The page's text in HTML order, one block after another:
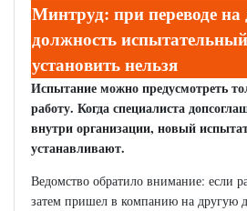
Минтруд: при переводе
должность
установить нельзя
Испытание можно предусмотреть
работу. Когда специалиста
внутри организации, новый
устанавливают.
Ведомство обратило внимание: если
затем пришел в компанию на другую